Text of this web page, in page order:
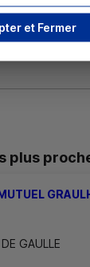
agence a
plus
GAULLE
et Fermer